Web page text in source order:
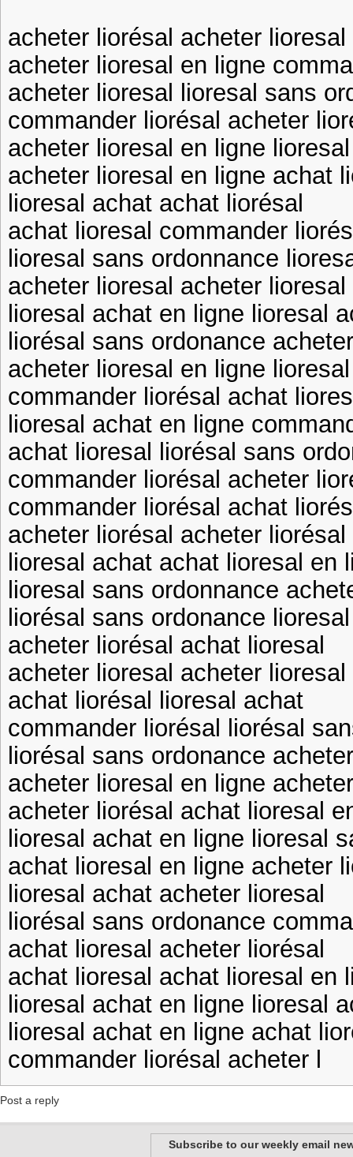
acheter liorésal acheter lioresal
acheter lioresal en ligne
acheter lioresal lioresal sans
commander liorésal acheter
acheter lioresal en ligne
acheter lioresal en ligne achat
lioresal achat achat liorésal
achat lioresal commander
lioresal sans ordonnance
acheter lioresal acheter lioresal
lioresal achat en ligne lioresal
liorésal sans ordonance
acheter lioresal en ligne
commander liorésal achat
lioresal achat en ligne
achat lioresal liorésal sans
commander liorésal acheter
commander liorésal achat
acheter liorésal acheter liorésal
lioresal achat achat lioresal en
lioresal sans ordonnance
liorésal sans ordonance
acheter liorésal achat lioresal
acheter lioresal acheter lioresal
achat liorésal lioresal achat
commander liorésal liorésal
liorésal sans ordonance
acheter lioresal en ligne
acheter liorésal achat lioresal
lioresal achat en ligne lioresal
achat lioresal en ligne acheter
lioresal achat acheter lioresal
liorésal sans ordonance
achat lioresal acheter liorésal
achat lioresal achat lioresal en
lioresal achat en ligne lioresal
lioresal achat en ligne achat
commander liorésal acheter l
Post a reply
Subscribe to our weekly email